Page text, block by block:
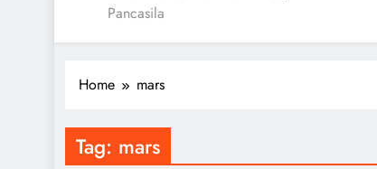
Pancasila
Home mars
Tag: mars